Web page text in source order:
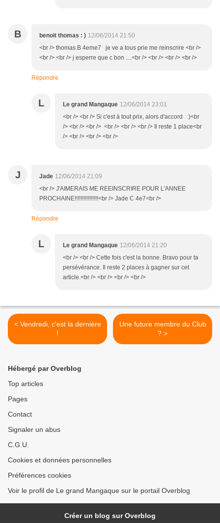
B benoit thomas : ) 12/06/2014 21:50
<br /> thomas.B 4eme7 je ve a tous prie me reinscrire <br />
<br /> <br /> j esperre que c bon ....<br /> <br /> <br /> <br />
Répondre
L Le grand Mangaque 12/06/2014 23:01
<br /> <br /> Si c'est à tout prix, alors d'accord :)<br
/> <br /> <br /> <br /> <br /> <br /> Il reste 1 place<br
/> <br /> <br /> <br />
J Jade 12/06/2014 21:09
<br /> J'AIMERAIS ME REEINSCRIRE POUR L'ANNEE
PROCHAINE!!!!!!!!!!!!!!!!<br /> Jade C 4e7<br />
Répondre
L Le grand Mangaque 12/06/2014 21:20
<br /> <br /> Cette fois c'est la bonne. Bravo pour ta
persévérance. Il reste 2 places à gagner sur cet
article.<br /> <br /> <br /> <br />
< Vendredi, c'est la dernière
!
Une future membre du Club
? >
Hébergé par Overblog
Top articles
Pages
Contact
Signaler un abus
C.G.U.
Cookies et données personnelles
Préférences cookies
Voir le profil de Le grand Mangaque sur le portail Overblog
Créer un blog sur Overblog